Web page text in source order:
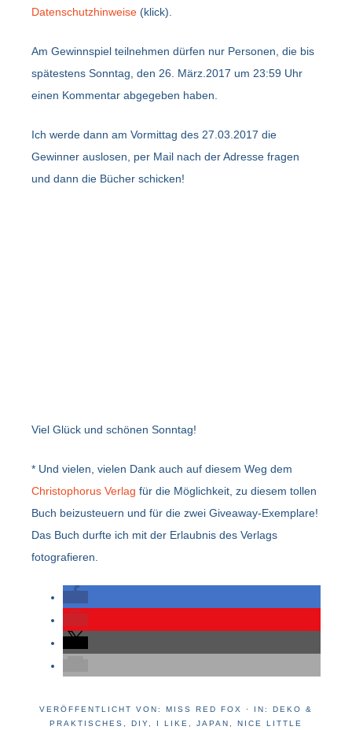
Datenschutzhinweise (klick).
Am Gewinnspiel teilnehmen dürfen nur Personen, die bis
spätestens Sonntag, den 26. März.2017 um 23:59 Uhr
einen Kommentar abgegeben haben.
Ich werde dann am Vormittag des 27.03.2017 die
Gewinner auslosen, per Mail nach der Adresse fragen
und dann die Bücher schicken!
Viel Glück und schönen Sonntag!
* Und vielen, vielen Dank auch auf diesem Weg dem
Christophorus Verlag für die Möglichkeit, zu diesem tollen
Buch beizusteuern und für die zwei Giveaway-Exemplare!
Das Buch durfte ich mit der Erlaubnis des Verlags
fotografieren.
VERÖFFENTLICHT VON: MISS RED FOX · IN: DEKO &
PRAKTISCHES , DIY, I LIKE , JAPAN , NICE LITTLE